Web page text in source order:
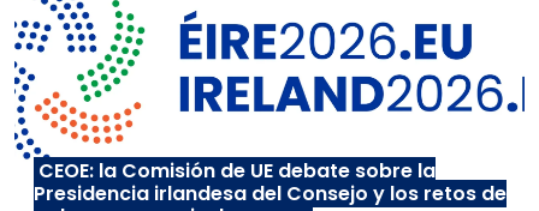
CEOE: la Comisión de UE debate sobre la
Presidencia irlandesa del Consejo y los retos de